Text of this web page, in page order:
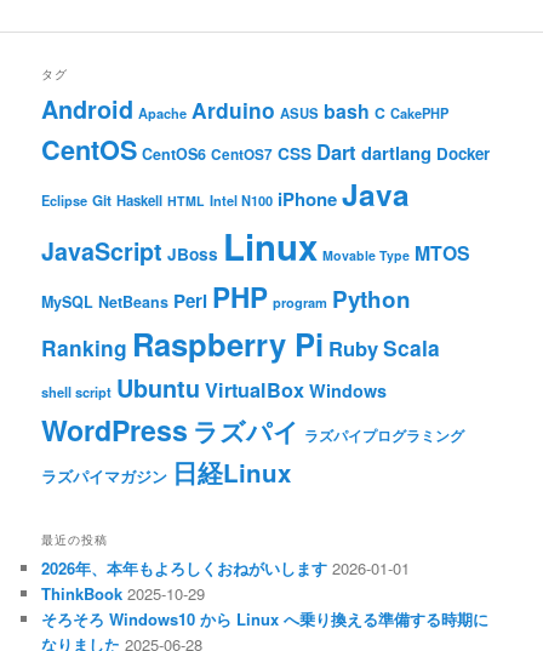
タグ
Android Apache Arduino ASUS bash C CakePHP
CentOS CentOS6 CentOS7 CSS Dart dartlang Docker
Eclipse Git Haskell HTML Intel N100 iPhoneJava
JavaScript JBoss Linux Movable Type MTOS
MySQL NetBeans Perl PHP program Python
Ranking Raspberry Pi RubyScala
shell script Ubuntu VirtualBox Windows
WordPress ラズパイ ラズパイプログラミング
ラズパイマガジン 日経Linux
最近の投稿
2026年、本年もよろしくおねがいします 2026-01-01
ThinkBook 2025-10-29
そろそろ Windows10 から Linux へ乗り換える準備する時期に
なりました 2025-06-28